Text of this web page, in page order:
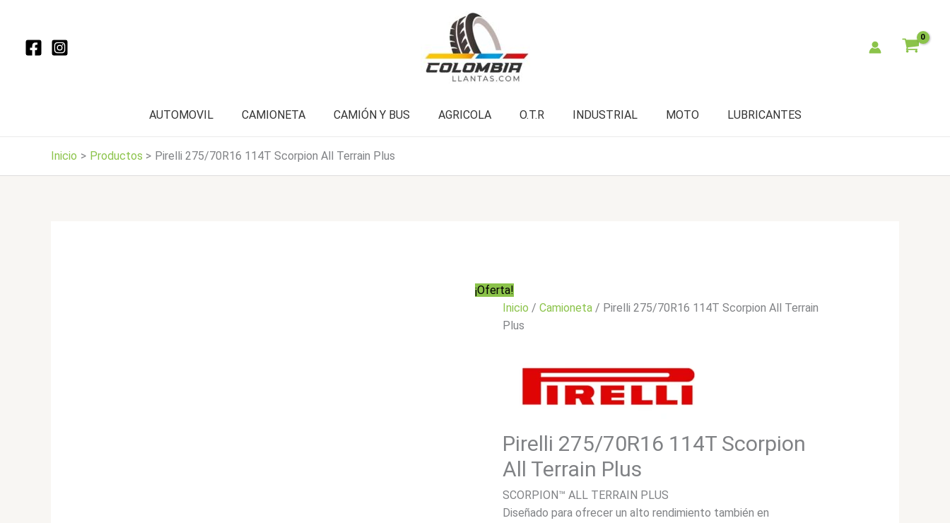
contenido
AUTOMOVIL CAMIONETA CAMIÓN Y BUS AGRICOLA O.T.R INDUSTRIAL MOTO LUBRICANTES
Inicio Productos Pirelli 275/70R16 114T Scorpion All Terrain Plus
¡Oferta!
Inicio /Camioneta / Pirelli 275/70R16 114T Scorpion All Terrain
Plus
Pirelli 275/70R16 114T Scorpion
All Terrain Plus
SCORPION™ ALL TERRAIN PLUS
Diseñado para ofrecer un alto rendimiento también en
$1.714.000.